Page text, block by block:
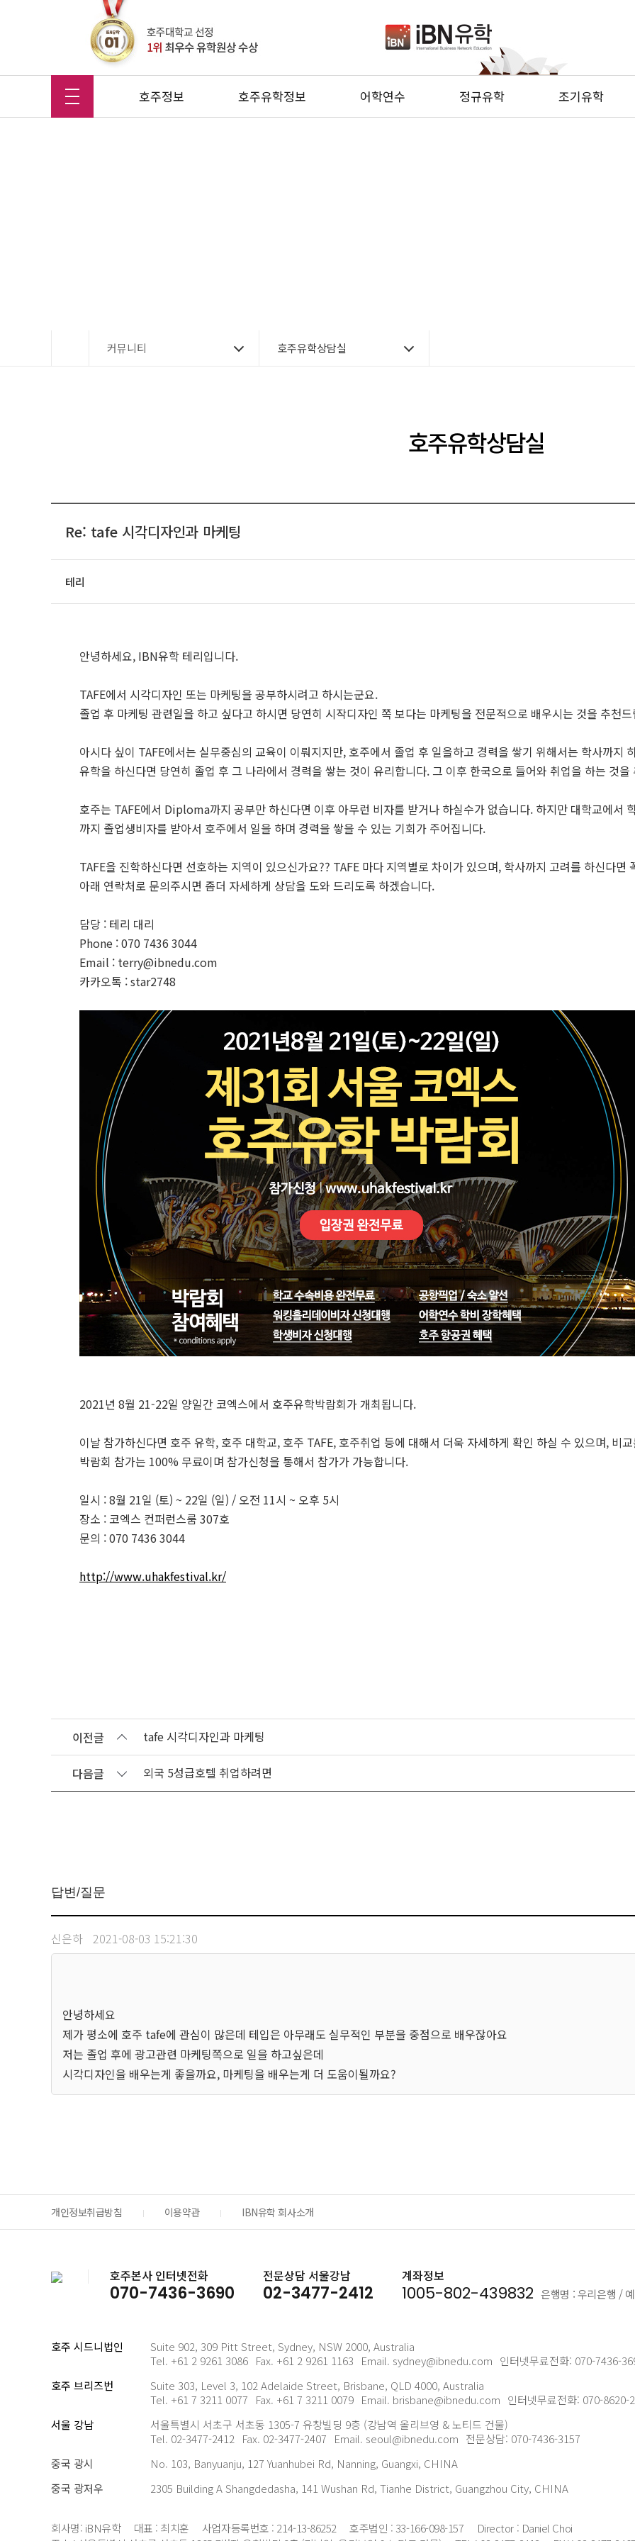
호주정보 호주유학정보 어학연수 정규유학 조기유학
커뮤니티 호주유학상담실
호주유학상담실
Re: tafe 시각디자인과 마케팅
테리
안녕하세요, IBN유학 테리입니다.
TAFE에서 시각디자인 또는 마케팅을 공부하시려고 하시는군요.
졸업 후 마케팅 관련일을 하고 싶다고 하시면 당연히 시작디자인 쪽 보다는 마케팅을 전문적으로 배우시는 것을 추천
아시다 싶이 TAFE에서는 실무중심의 교육이 이뤄지지만, 호주에서 졸업 후 일을하고 경력을 쌓기 위해서는 학사까지
유학을 하신다면 당연히 졸업 후 그 나라에서 경력을 쌓는 것이 유리합니다. 그 이후 한국으로 들어와 취업을 하는 것
호주는 TAFE에서 Diploma까지 공부만 하신다면 이후 아무런 비자를 받거나 하실수가 없습니다. 하지만 대학교에
까지 졸업생비자를 받아서 호주에서 일을 하며 경력을 쌓을 수 있는 기회가 주어집니다.
TAFE을 진학하신다면 선호하는 지역이 있으신가요?? TAFE 마다 지역별로 차이가 있으며, 학사까지 고려를 하신다
아래 연락처로 문의주시면 좀더 자세하게 상담을 도와 드리도록 하겠습니다.
담당 : 테리 대리
Phone : 070 7436 3044
Email : terry@ibnedu.com
카카오톡 : star2748
2021년 8월 21-22일 양일간 코엑스에서 호주유학박람회가 개최됩니다.
이날 참가하신다면 호주 유학, 호주 대학교, 호주 TAFE, 호주취업 등에 대해서 더욱 자세하게 확인 하실 수 있으며, 비
박람회 참가는 100% 무료이며 참가신청을 통해서 참가가 가능합니다.
일시 : 8월 21일 (토) ~ 22일 (일) / 오전 11시 ~ 오후 5시
장소 : 코엑스 컨퍼런스룸 307호
문의 : 070 7436 3044
http://www.uhakfestival.kr/
이전글 tafe 시각디자인과 마케팅
다음글 외국 5성급호텔 취업하려면
답변/질문
신은하 2021-08-03 15:21:30
안녕하세요
제가 평소에 호주 tafe에 관심이 많은데 테입은 아무래도 실무적인 부분을 중점으로 배우잖아요
저는 졸업 후에 광고관련 마케팅쪽으로 일을 하고싶은데
시각디자인을 배우는게 좋을까요, 마케팅을 배우는게 더 도움이될까요?
개인정보취급방침 이용약관 IBN유학 회사소개
호주본사 인터넷전화
070-7436-3690
전문상담 서울강남
02-3477-2412
계좌정보
1005-802-439832 은행명 : 우리은행 /
호주 시드니법인
Suite 902, 309 Pitt Street, Sydney, NSW 2000, Australia
Tel. +61 2 9261 3086 Fax. +61 2 9261 1163 Email. sydney@ibnedu.com 인터넷무료전화: 070-7436-
호주 브리즈번
Suite 303, Level 3, 102 Adelaide Street, Brisbane, QLD 4000, Australia
Tel. +61 7 3211 0077
Fax. +61 7 3211 0079 Email. brisbane@ibnedu.com 인터넷무료전화: 070-8620-
서울 강남
서울특별시 서초구 서초동 1305-7 유창빌딩 9층 (강남역 올리브영 & 노티드 건물)
Tel. 02-3477-2412
Fax. 02-3477-2407 Email. seoul@ibnedu.com 전문상담: 070-7436-3157
중국 광시
No. 103, Banyuanju, 127 Yuanhubei Rd, Nanning, Guangxi, CHINA
중국 광저우
2305 Building A Shangdedasha, 141 Wushan Rd, Tianhe District, Guangzhou City, CHINA
회사명: iBN유학 대표 : 최치훈 사업자등록번호 : 214-13-86252 호주법인 : 33-166-098-157
Director : Daniel Choi